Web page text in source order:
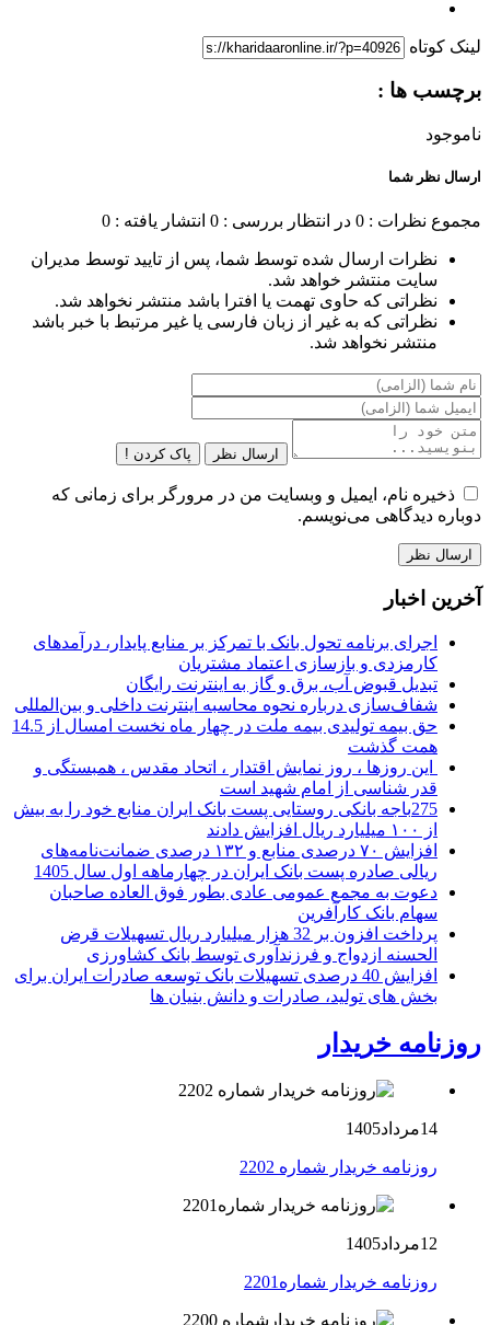
لینک کوتاه
برچسب ها :
ناموجود
ارسال نظر شما
مجموع نظرات : 0 در انتظار بررسی : 0 انتشار یافته : 0
نظرات ارسال شده توسط شما، پس از تایید توسط مدیران
سایت منتشر خواهد شد.
نظراتی که حاوی تهمت یا افترا باشد منتشر نخواهد شد.
نظراتی که به غیر از زبان فارسی یا غیر مرتبط با خبر باشد
منتشر نخواهد شد.
ارسال نظر پاک کردن !
ذخیره نام، ایمیل و وبسایت من در مرورگر برای زمانی که
دوباره دیدگاهی می‌نویسم.
آخرین اخبار
اجرای برنامه تحول بانک با تمرکز بر منابع پایدار، درآمدهای
کارمزدی و بازسازی اعتماد مشتریان
تبدیل قبوض آب، برق و گاز به اینترنت رایگان
شفاف‌سازی درباره نحوه محاسبه اینترنت داخلی و بین‌المللی
حق بیمه تولیدی بیمه ملت در چهار ماه نخست امسال از 14.5
همت گذشت
این روزها ، روز نمایش اقتدار ، اتحاد مقدس ، همبستگی و
قدر شناسی از امام شهید است
275باجه بانکی روستایی پست بانک ایران منابع خود را به بیش
از ۱۰۰ میلیارد ریال افزایش دادند
افزایش ۷۰ درصدی منابع و ۱۳۲ درصدی ضمانت‌نامه‌های
ریالی صادره پست بانک ایران در چهارماهه اول سال 1405
دعوت به مجمع عمومی عادی بطور فوق العاده صاحبان
سهام بانک کارآفرین
پرداخت افزون بر 32 هزار میلیارد ریال تسهیلات قرض
الحسنه ازدواج و فرزندآوری توسط بانک کشاورزی
افزایش 40 درصدی تسهیلات بانک توسعه صادرات ایران برای
بخش های تولید، صادرات و دانش بنیان ها
روزنامه خریدار
14مرداد1405
روزنامه خریدار شماره 2202
12مرداد1405
روزنامه خریدار شماره2201